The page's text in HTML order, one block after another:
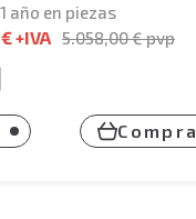
año en piezas
+IVA 5.058,00 €pvp